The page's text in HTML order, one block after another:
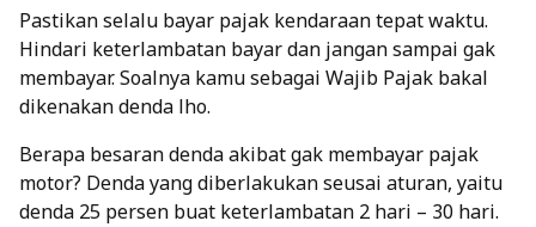
Pastikan selalu bayar pajak kendaraan tepat waktu.
Hindari keterlambatan bayar dan jangan sampai gak
membayar. Soalnya kamu sebagai Wajib Pajak bakal
dikenakan denda lho.
Berapa besaran denda akibat gak membayar pajak
motor? Denda yang diberlakukan seusai aturan, yaitu
denda 25 persen buat keterlambatan 2 hari – 30 hari.